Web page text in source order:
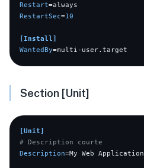
Restart
RestartSec=10
[Install]
WantedBy
Section [Unit]
[Unit]
# Description courte
Description=My Web Application